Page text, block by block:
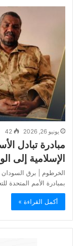
يونيو 26, 2026 42
مبادرة تبادل
الإسلامية إلى
الخرطوم | برق السودان
بمبادرة الأمم
أكمل القراءة »